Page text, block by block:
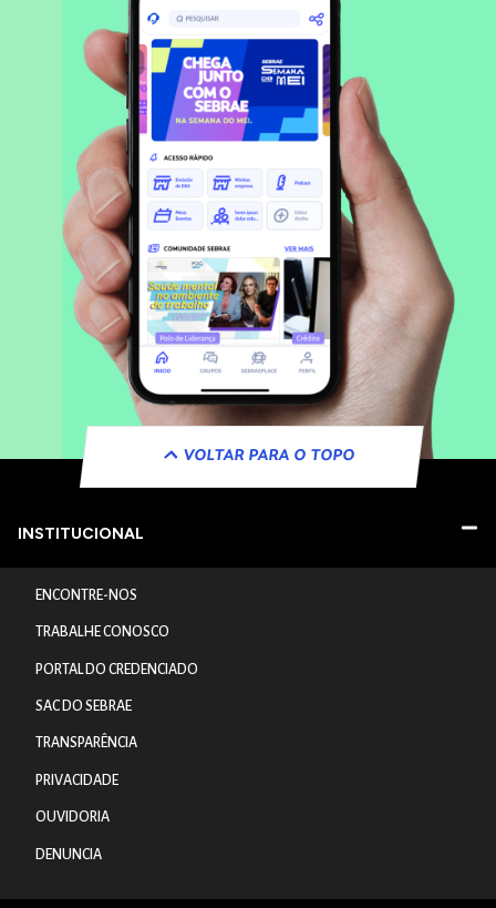
VOLTAR PARA O TOPO
INSTITUCIONAL
ENCONTRE-NOS
TRABALHE CONOSCO
PORTAL DO CREDENCIADO
SAC DO SEBRAE
TRANSPARÊNCIA
PRIVACIDADE
OUVIDORIA
DENUNCIA